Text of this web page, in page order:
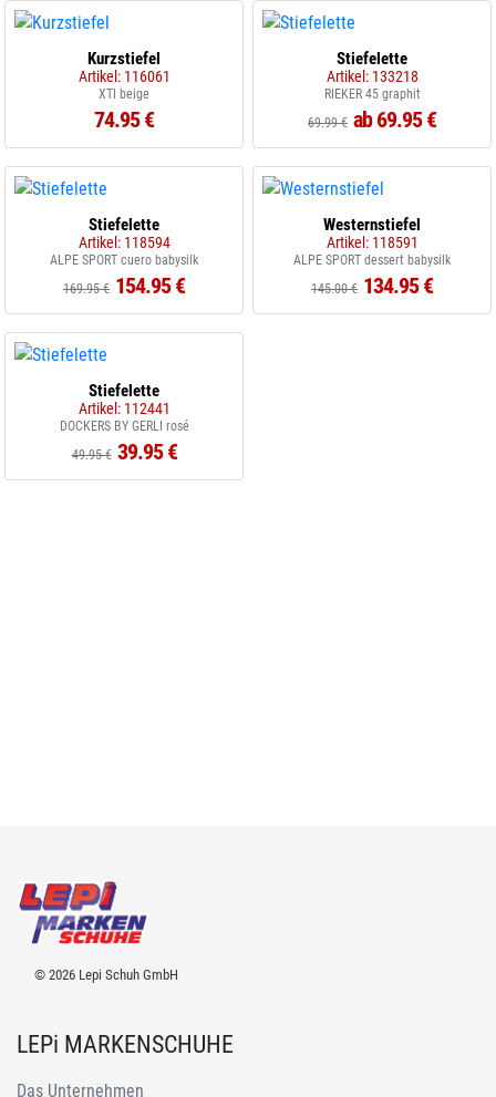
Kurzstiefel
Artikel: 116061
XTI beige
74.95 €
Stiefelette
Artikel: 133218
RIEKER 45 graphit
69.99 € ab 69.95 €
Stiefelette
Artikel: 118594
ALPE SPORT cuero babysilk
169.95 € 154.95 €
Westernstiefel
Artikel: 118591
ALPE SPORT dessert babysilk
145.00 € 134.95 €
Stiefelette
Artikel: 112441
DOCKERS BY GERLI rosé
49.95 € 39.95 €
© 2026 Lepi Schuh GmbH
LEPi MARKENSCHUHE
Das Unternehmen